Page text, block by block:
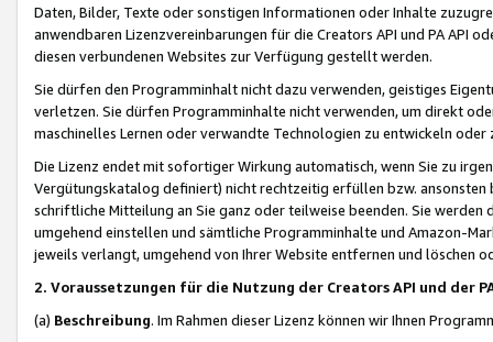
Daten, Bilder, Texte oder sonstigen Informationen oder Inhalte
anwendbaren Lizenzvereinbarungen für die Creators API und PA API
diesen verbundenen Websites zur Verfügung gestellt werden.
Sie dürfen den Programminhalt nicht dazu verwenden, geistiges
verletzen. Sie dürfen Programminhalte nicht verwenden, um direkt
maschinelles Lernen oder verwandte Technologien zu entwickeln
Die Lizenz endet mit sofortiger Wirkung automatisch, wenn Sie zu
Vergütungskatalog definiert) nicht rechtzeitig erfüllen bzw. ansonsten
schriftliche Mitteilung an Sie ganz oder teilweise beenden. Sie werden
umgehend einstellen und sämtliche Programminhalte und Amazon-
jeweils verlangt, umgehend von Ihrer Website entfernen und löschen
2. Voraussetzungen für die Nutzung der Creators API und der
(a) Beschreibung. Im Rahmen dieser Lizenz können wir Ihnen